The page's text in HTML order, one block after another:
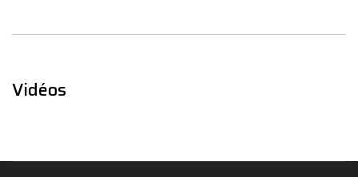
Vidéos